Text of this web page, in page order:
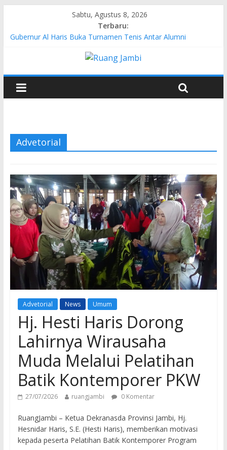
Sabtu, Agustus 8, 2026
Terbaru:
Gubernur Al Haris Buka Turnamen Tenis Antar Alumni
Pertamina EP Jambi Imbau Masyarakat Tidak Beraktivitas di
Kasus Brigadir EWS: 4 Anggota Polisi Tersangka Resmi
Didampingi Pengacara Chris Januardi
FSO 115
Advetorial
Advetorial News Umum
Hj. Hesti Haris Dorong
Lahirnya Wirausaha
Muda Melalui Pelatihan
Batik Kontemporer PKW
27/07/2026 ruangjambi 0 Komentar
RuangJambi – Ketua Dekranasda Provinsi Jambi, Hj.
Hesnidar Haris, S.E. (Hesti Haris), memberikan motivasi
kepada peserta Pelatihan Batik Kontemporer Program